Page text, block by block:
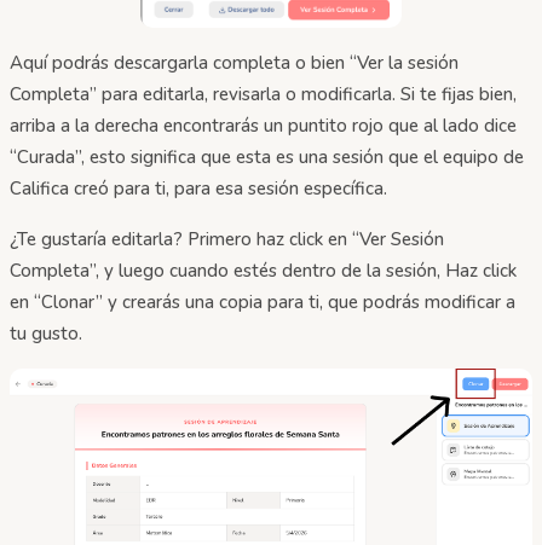
Aquí podrás descargarla completa o bien “Ver la sesión
Completa” para editarla, revisarla o modificarla. Si te fijas bien,
arriba a la derecha encontrarás un puntito rojo que al lado dice
“Curada”, esto significa que esta es una sesión que el equipo de
Califica creó para ti, para esa sesión específica.
¿Te gustaría editarla? Primero haz click en “Ver Sesión
Completa”, y luego cuando estés dentro de la sesión, Haz click
en “Clonar” y crearás una copia para ti, que podrás modificar a
tu gusto.